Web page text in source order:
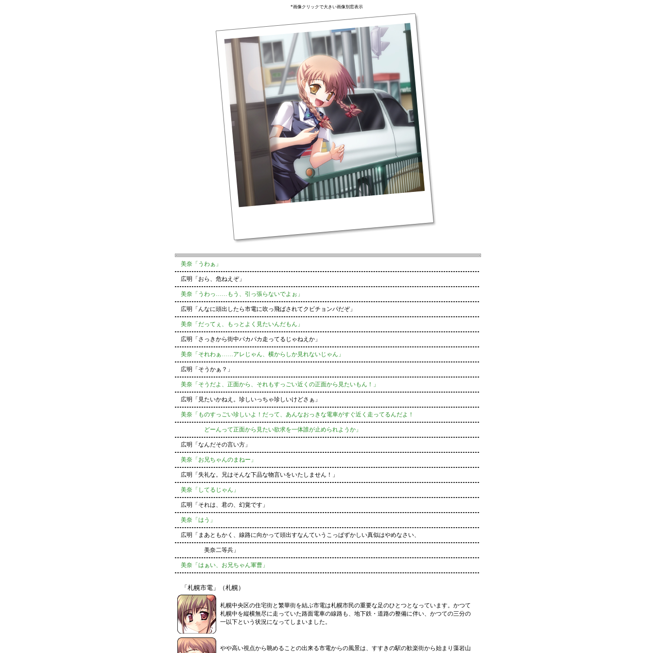
*画像クリックで大きい画像別窓表示
美奈「うわぁ」
広明「おら、危ねえぞ」
美奈「うわっ……もう、引っ張らないでよぉ」
広明「んなに頭出したら市電に吹っ飛ばされてクビチョンパだぞ」
美奈「だってぇ、もっとよく見たいんだもん」
広明「さっきから街中パカパカ走ってるじゃねえか」
美奈「それわぁ……アレじゃん、横からしか見れないじゃん」
広明「そうかぁ？」
美奈「そうだよ、正面から、それもすっごい近くの正面から見たいもん！」
広明「見たいかねえ。珍しいっちゃ珍しいけどさぁ」
美奈「ものすっごい珍しいよ！だって、あんなおっきな電車がすぐ近く走ってるんだよ！
どーんって正面から見たい欲求を一体誰が止められようか」
広明「なんだその言い方」
美奈「お兄ちゃんのまねー」
広明「失礼な。兄はそんな下品な物言いをいたしません！」
美奈「してるじゃん」
広明「それは、君の、幻覚です」
美奈「はう」
広明「まあともかく、線路に向かって頭出すなんていうこっぱずかしい真似はやめなさい、
美奈二等兵」
美奈「はぁい、お兄ちゃん軍曹」
「札幌市電」（札幌）
札幌中央区の住宅街と繁華街を結ぶ市電は札幌市民の重要な足のひとつとなっています。かつて
札幌中を縦横無尽に走っていた路面電車の線路も、地下鉄・道路の整備に伴い、かつての三分の
一以下という状況になってしまいました。
やや高い視点から眺めることの出来る市電からの風景は、すすきの駅の歓楽街から始まり藻岩山